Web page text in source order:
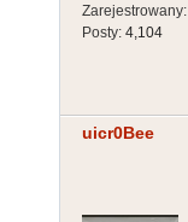
Zarejestrowany:
Posty: 4,104
uicr0Bee